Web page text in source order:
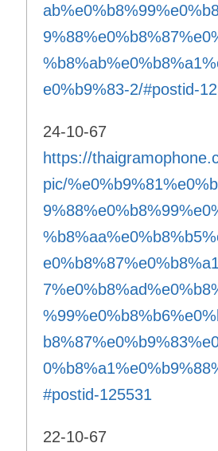
e0%b9%83-2/#postid-
24-10-67
https://
pic/
#postid-125531
22-10-67